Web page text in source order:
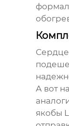
А вот
якобы